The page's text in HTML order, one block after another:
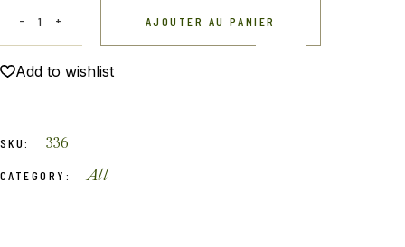
AJOUTER AU PANIER
Add to wishlist
SKU: 336
CATEGORY: All